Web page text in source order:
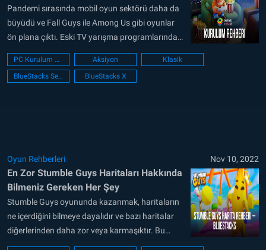
Pandemi sırasında mobil oyun sektörü daha da
büyüdü ve Fall Guys ile Among Us gibi oyunlar
ön plana çıktı. Eski TV yarışma programlarından
ilham alan Fall Guys, basit ama bağımlılık
yaratan oynanışıyla popüler hale geldi. Bu
oyunun bir klonu olan Stumble Guys, benzer bir
PC Kurulum Kılavuzu Aksiyon
Klasik
BlueStacks Setup
BlueStacks X
Oyun Rehberleri Nov 10, 2022
En Zor Stumble Guys Haritaları Hakkında
Bilmeniz Gereken Her Şey
Stumble Guys oyununda kazanmak, haritaların
ne içerdiğini bilmeye dayalıdır ve bazı haritalar
diğerlerinden daha zor veya karmaşıktır. Bu
nedenle, en kompleks Stumble Guy haritaları